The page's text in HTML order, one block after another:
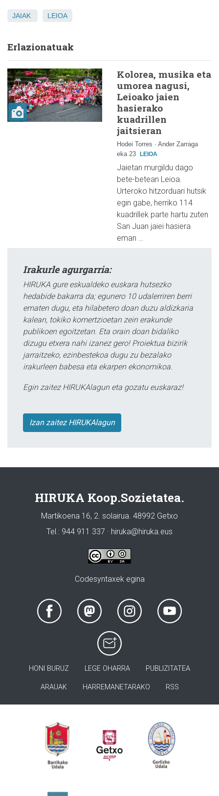
JAIAK LEIOA
Erlazionatuak
Kolorea, musika eta
umorea nagusi,
Leioako jaien
hasierako
kuadrillen
jaitsieran
Hodei Torres · Ander Zarraga
eka 23
LEIOA
Jaietan murgildu dago
bete-betean Leioa.
Urteroko hitzorduari hutsik
egin gabe, herriko 114
kuadrillek parte hartu zuten
San Juan jaiei hasiera
eman …
Irakurle agurgarria:
HIRUKA gure eskualdeko euskara hutsezko
hedabide bakarra da; egunero 10 udalerriren berri
ematen dugu, eta hilabetero doan duzu aldizkaria
kalean, tokiko komertzioetan zein erakunde
publikoen egoitzetan. Eta orain doan bidaliko
dizugu etxera nahi izanez gero! Proiektua bizirik
jarraitzeko, ezinbestekoa dugu zu bezalako
irakurleen babesa eta ekarpen ekonomikoa.
Egin zaitez HIRUKAlagun eta gozatu euskaraz!
Izan zaitez HIRUKAlagun
HIRUKA Koop.Sozietatea.
Martikoena 16, 2. solairua. 48992 Getxo
Tel.: 944 911 337 · hiruka@hiruka.eus
Codesyntaxek egina
HONI BURUZ LEGE OHARRA PUBLIZITATEA
ARAUAK HARREMANETARAKO RSS